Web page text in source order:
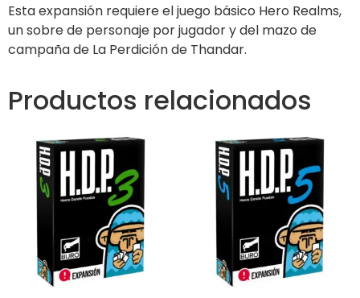
Esta expansión requiere el juego básico Hero Realms,
un sobre de personaje por jugador y del mazo de
campaña de La Perdición de Thandar.
Productos relacionados